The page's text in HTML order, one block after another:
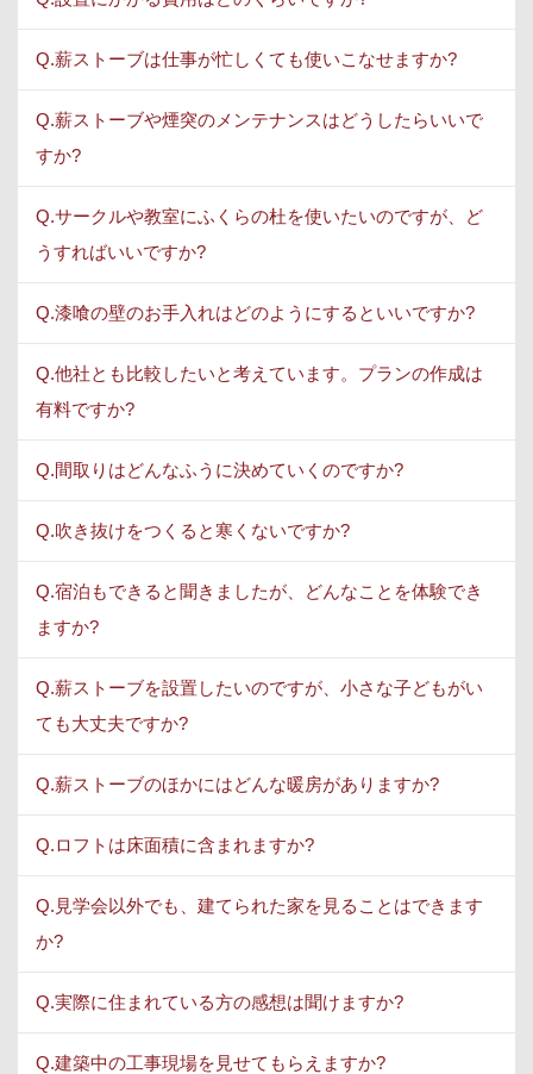
Q.薪ストーブは仕事が忙しくても使いこなせますか?
Q.薪ストーブや煙突のメンテナンスはどうしたらいいで
すか?
Q.サークルや教室にふくらの杜を使いたいのですが、ど
うすればいいですか?
Q.漆喰の壁のお手入れはどのようにするといいですか?
Q.他社とも比較したいと考えています。プランの作成は
有料ですか?
Q.間取りはどんなふうに決めていくのですか?
Q.吹き抜けをつくると寒くないですか?
Q.宿泊もできると聞きましたが、どんなことを体験でき
ますか?
Q.薪ストーブを設置したいのですが、小さな子どもがい
ても大丈夫ですか?
Q.薪ストーブのほかにはどんな暖房がありますか?
Q.ロフトは床面積に含まれますか?
Q.見学会以外でも、建てられた家を見ることはできます
か?
Q.実際に住まれている方の感想は聞けますか?
Q.建築中の工事現場を見せてもらえますか?